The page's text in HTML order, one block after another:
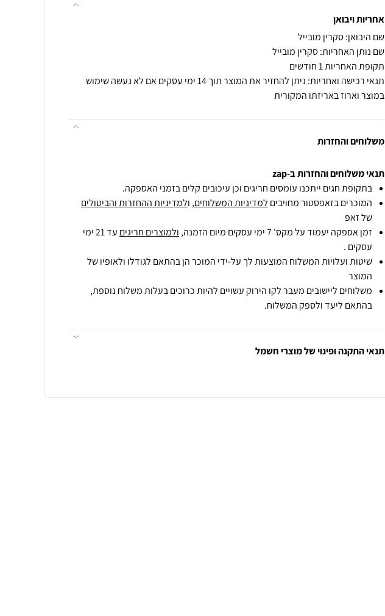
אחריות ויבואן
שם היבואן: סקרין מובייל
שם נותן האחריות: סקרין מובייל
תקופת האחריות 1 חודשים
תנאי רכישה ואחריות: ניתן להחזיר את המוצר תוך 14 ימי עסקים אם לא נעשה שימוש
במוצר וארוז באריזתו המקורית
משלוחים והחזרות
תנאי משלוחים והחזרות ב-zap
בתקופת חגים ייתכנו עומסים חריגים וכן עיכובים קלים בזמני האספקה.
המוכרים בזאפסטור מחויבים למדיניות המשלוחים, ולמדיניות ההחזרות והביטולים
של זאפ
זמן אספקה יעמוד על מקס' 7 ימי עסקים מיום הזמנה,
ולמוצרים חריגים
עד 21 ימי
עסקים .
שיטות ועלויות המשלוח המוצעות לך על-ידי המוכר הן בהתאם לגודלו ולאופיו של
המוצר
משלוחים ליישובים מעבר לקו הירוק עשויים להיות כרוכים בעלות משלוח נוספת,
בהתאם ליעד ולספק המשלוח.
תנאי התקנה ופינוי של מוצרי חשמל